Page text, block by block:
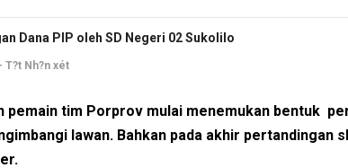
Dana PIP oleh SD Negeri 02 Sukolilo
T?t Nh?n xét
pemain tim Porprov mulai menemukan bentuk
lawan. Bahkan pada akhir pertandingan